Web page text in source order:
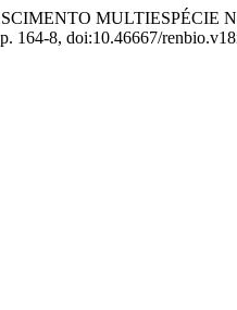
164-8, doi:10.46667/